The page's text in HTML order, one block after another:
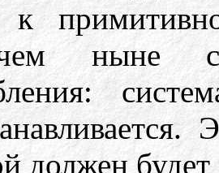
к
ныне
должен будет